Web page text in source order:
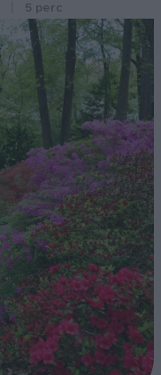
5 perc